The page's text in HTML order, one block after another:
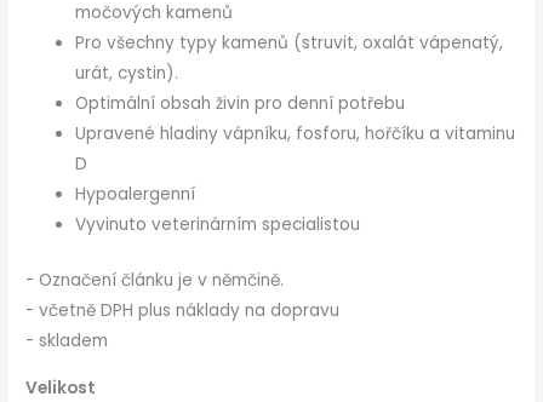
močových kamenů
Pro všechny typy kamenů (struvit, oxalát vápenatý,
urát, cystin).
Optimální obsah živin pro denní potřebu
Upravené hladiny vápníku, fosforu, hořčíku a vitaminu
D
Hypoalergenní
Vyvinuto veterinárním specialistou
- Označení článku je v němčině.
- včetně DPH plus náklady na dopravu
- skladem
Velikost